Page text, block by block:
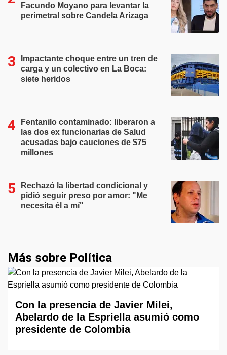
Facundo Moyano para levantar la
perimetral sobre Candela Arizaga
Impactante choque entre un tren de
carga y un colectivo en La Boca:
siete heridos
Fentanilo contaminado: liberaron a
las dos ex funcionarias de Salud
acusadas bajo cauciones de $75
millones
Rechazó la libertad condicional y
pidió seguir preso por amor: "Me
necesita él a mí"
Más sobre Política
Con la presencia de Javier Milei,
Abelardo de la Espriella asumió como
presidente de Colombia